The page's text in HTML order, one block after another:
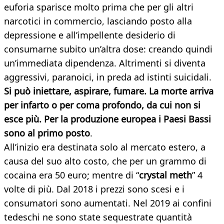
euforia sparisce molto prima che per gli altri
narcotici in commercio, lasciando posto alla
depressione e all’impellente desiderio di
consumarne subito un’altra dose: creando quindi
un’immediata dipendenza. Altrimenti si diventa
aggressivi, paranoici, in preda ad istinti suicidali.
Si può iniettare, aspirare, fumare. La morte arriva
per infarto o per coma profondo, da cui non si
esce più. Per la produzione europea i Paesi Bassi
sono al primo posto.
All’inizio era destinata solo al mercato estero, a
causa del suo alto costo, che per un grammo di
cocaina era 50 euro; mentre di “crystal meth” 4
volte di più. Dal 2018 i prezzi sono scesi e i
consumatori sono aumentati. Nel 2019 ai confini
tedeschi ne sono state sequestrate quantità